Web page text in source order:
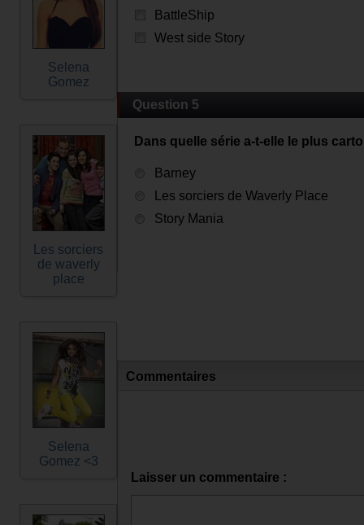
Selena
Gomez
Les sorciers
de waverly
place
Selena
Gomez <3
BattleShip
West side Story
Question 5
Dans quelle série a-t-elle le plus
Barney
Les sorciers de Waverly Place
Story Mania
Commentaires
Laisser un commentaire :